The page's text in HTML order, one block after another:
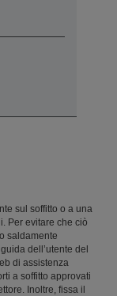
sul soffitto o a una
Per evitare che ciò
saldamente
dell’utente del
di assistenza
a soffitto approvati
Inoltre, fissa il